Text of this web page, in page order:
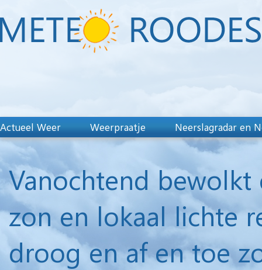
Actueel Weer Weerpraatje Neerslagradar en
Vanochtend
zon en lokaal lichte
droog en af en toe